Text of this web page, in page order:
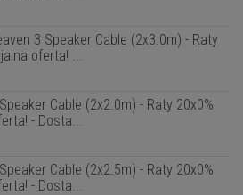
3 Speaker Cable (2x3.0m) - Raty
oferta! ...
Cable (2x2.0m) - Raty 20x0%
- Dosta...
Cable (2x2.5m) - Raty 20x0%
- Dosta...